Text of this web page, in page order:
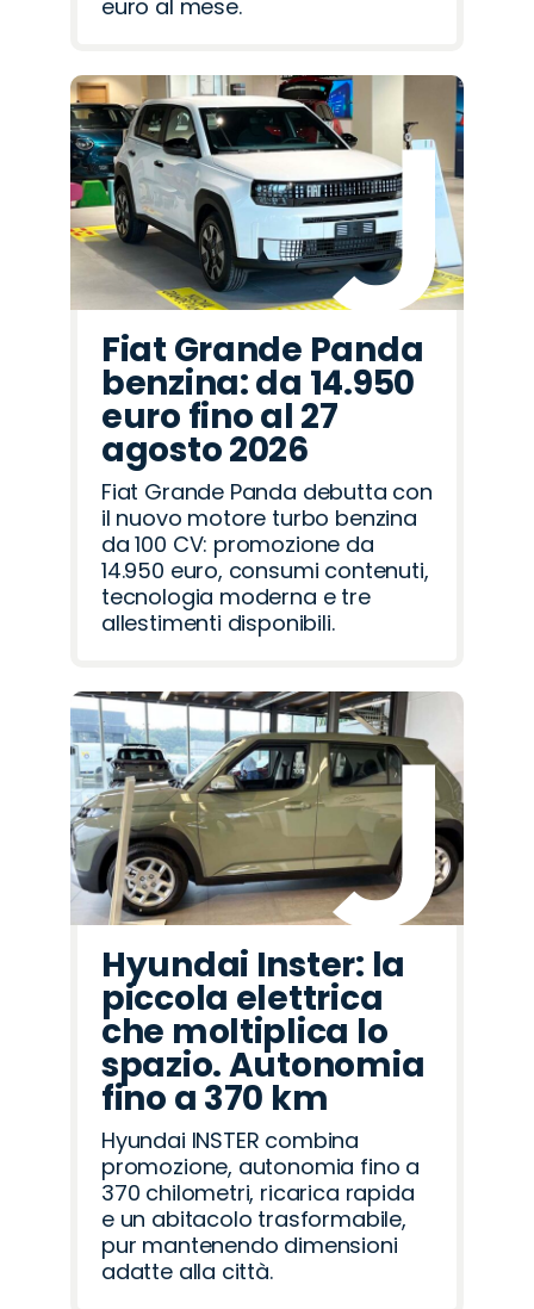
euro al mese.
Fiat Grande Panda
benzina: da 14.950
euro fino al 27
agosto 2026
Fiat Grande Panda debutta con
il nuovo motore turbo benzina
da 100 CV: promozione da
14.950 euro, consumi contenuti,
tecnologia moderna e tre
allestimenti disponibili.
Hyundai Inster: la
piccola elettrica
che moltiplica lo
spazio. Autonomia
fino a 370 km
Hyundai INSTER combina
promozione, autonomia fino a
370 chilometri, ricarica rapida
e un abitacolo trasformabile,
pur mantenendo dimensioni
adatte alla città.